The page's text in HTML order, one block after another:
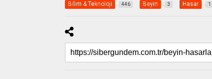
Bilim & Teknoloji 446 Beyin 3 Hasar 1